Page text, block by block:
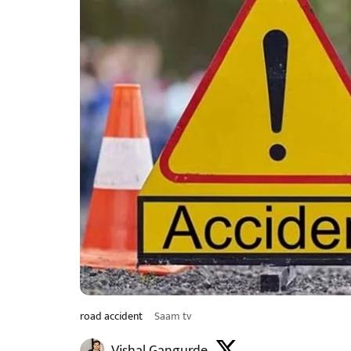
road accident Saam tv